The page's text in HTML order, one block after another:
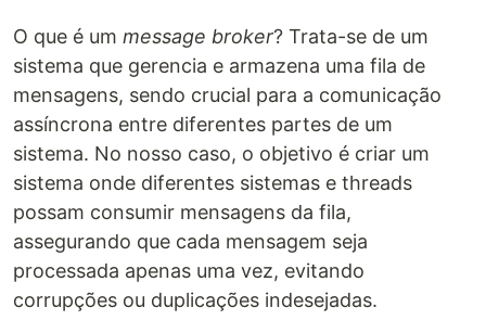
O que é um message broker? Trata-se de um
sistema que gerencia e armazena uma fila de
mensagens, sendo crucial para a comunicação
assíncrona entre diferentes partes de um
sistema. No nosso caso, o objetivo é criar um
sistema onde diferentes sistemas e threads
possam consumir mensagens da fila,
assegurando que cada mensagem seja
processada apenas uma vez, evitando
corrupções ou duplicações indesejadas.